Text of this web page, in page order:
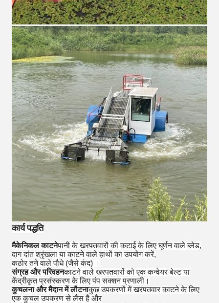
कार्य पद्धति
मैकेनिकल काटनेपानी के खरपतवारों की कटाई के लिए घूर्णन वाले ब्लेड,
दाग दांत श्रृंखला या काटने वाले हाथों का उपयोग करें,
कठोर तने वाले पौधे (जैसे कंद) ।
संग्रह और परिवहनकाटने वाले खरपतवारों को एक कन्वेयर बेल्ट या
केंद्रीकृत प्रसंस्करण के लिए पंप सक्शन प्रणाली।
कुचलना और मैदान में लौटनाकुछ उपकरणों में खरपतवार काटने के लिए
एक कुचल उपकरण से लैस है और